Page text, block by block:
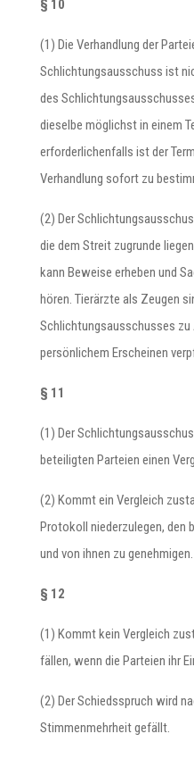
§ 10
(1) Die Verhandlung der
Schlichtungsausschuss ist
des
dieselbe möglichst in einem
erforderlichenfalls ist der
Verhandlung sofort zu
(2) Der
die dem Streit zugrunde
kann Beweise erheben und
hören. Tierärzte als Zeugen
Schlichtungsausschusses
persönlichem Erscheinen
§ 11
(1) Der
beteiligten Parteien einen
(2) Kommt ein Vergleich
Protokoll niederzulegen, den
und von ihnen zu genehmigen.
§ 12
(1) Kommt kein Vergleich
fällen, wenn die Parteien ihr
(2) Der Schiedsspruch wird
Stimmenmehrheit gefällt.